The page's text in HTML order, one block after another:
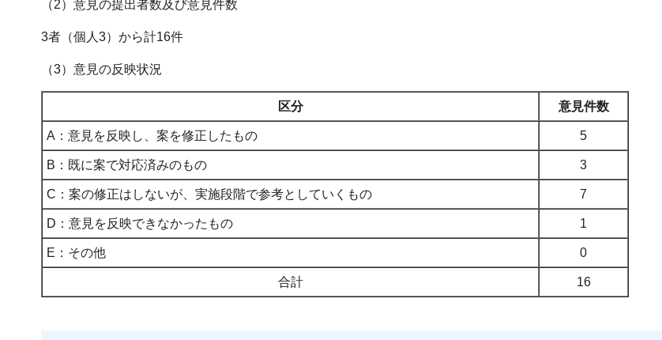
（2）意見の提出者数及び意見件数
3者（個人3）から計16件
（3）意見の反映状況
区分 意見件数
A：意見を反映し、案を修正したもの 5
B：既に案で対応済みのもの 3
C：案の修正はしないが、実施段階で参考としていくもの 7
D：意見を反映できなかったもの 1
E：その他 0
合計 16